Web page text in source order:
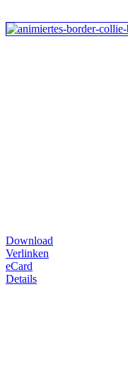
Download
Verlinken
eCard
Details